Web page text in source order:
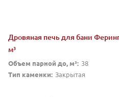
Дровяная печь для бани
м³
Объем парной до, м³: 38
Тип каменки: Закрытая